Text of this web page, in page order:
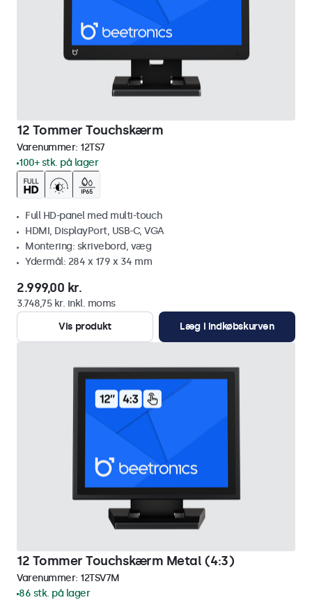
12 Tommer Touchskærm
Varenummer: 12TS7
100+ stk. på lager
Full HD-panel med multi-touch
HDMI, DisplayPort, USB-C, VGA
Montering: skrivebord, væg
Ydermål: 284 x 179 x 34 mm
2.999,00 kr.
3.748,75 kr. inkl. moms
Vis produkt
Læg i indkøbskurven
12 Tommer Touchskærm Metal (4:3)
Varenummer: 12TSV7M
86 stk. på lager